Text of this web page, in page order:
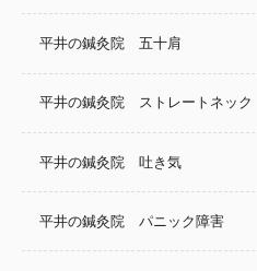
平井の鍼灸院 五十肩
平井の鍼灸院 ストレートネック
平井の鍼灸院 吐き気
平井の鍼灸院 パニック障害